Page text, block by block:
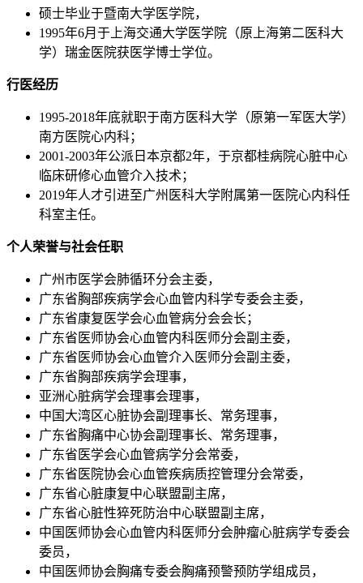
硕士毕业于暨南大学医学院，
1995年6月于上海交通大学医学院（原上海第二医科大
学）瑞金医院获医学博士学位。
行医经历
1995-2018年底就职于南方医科大学（原第一军医大学）
南方医院心内科；
2001-2003年公派日本京都2年，于京都桂病院心脏中心
临床研修心血管介入技术；
2019年人才引进至广州医科大学附属第一医院心内科任
科室主任。
个人荣誉与社会任职
广州市医学会肺循环分会主委，
广东省胸部疾病学会心血管内科学专委会主委，
广东省康复医学会心血管病分会会长；
广东省医师协会心血管内科医师分会副主委，
广东省医师协会心血管介入医师分会副主委，
广东省胸部疾病学会理事，
亚洲心脏病学会理事会理事，
中国大湾区心脏协会副理事长、常务理事，
广东省胸痛中心协会副理事长、常务理事，
广东省医学会心血管病学分会常委，
广东省医院协会心血管疾病质控管理分会常委，
广东省心脏康复中心联盟副主席，
广东省心脏性猝死防治中心联盟副主席，
中国医师协会心血管内科医师分会肿瘤心脏病学专委会
委员，
中国医师协会胸痛专委会胸痛预警预防学组成员，